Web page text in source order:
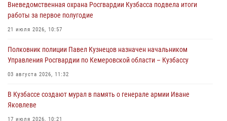
Росгвардейцы задержали мужчину, повредившего имущество
горожанки
06 августа 2026, 08:17
Росгвардейцы пресекли противоправные действия и защитили
новокузнечанку от агрессивного знакомого
06 августа 2026, 07:16
Вневедомственная охрана Росгвардии Кузбасса подвела итоги
работы за первое полугодие
21 июля 2026, 10:57
Полковник полиции Павел Кузнецов назначен начальником
Управления Росгвардии по Кемеровской области – Кузбассу
03 августа 2026, 11:32
В Кузбассе создают мурал в память о генерале армии Иване
Яковлеве
17 июля 2026, 10:21